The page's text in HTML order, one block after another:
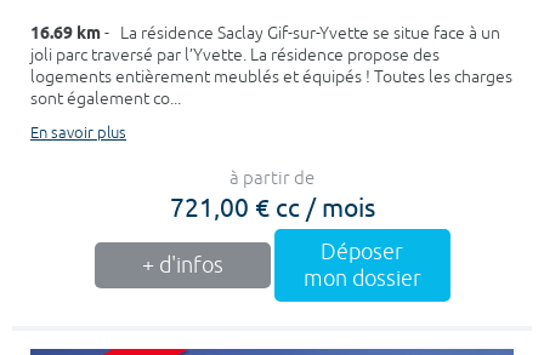
16.69 km- La résidence Saclay Gif-sur-Yvette se situe face à un
joli parc traversé par l’Yvette. La résidence propose des
logements entièrement meublés et équipés ! Toutes les charges
sont également co...
En savoir plus
à partir de
721,00 € cc / mois
+ d'infos
Déposer
mon dossier